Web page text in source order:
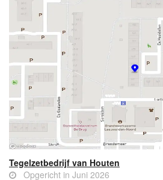
Tegelzetbedrijf van Houten
Opgericht in Juni 2026